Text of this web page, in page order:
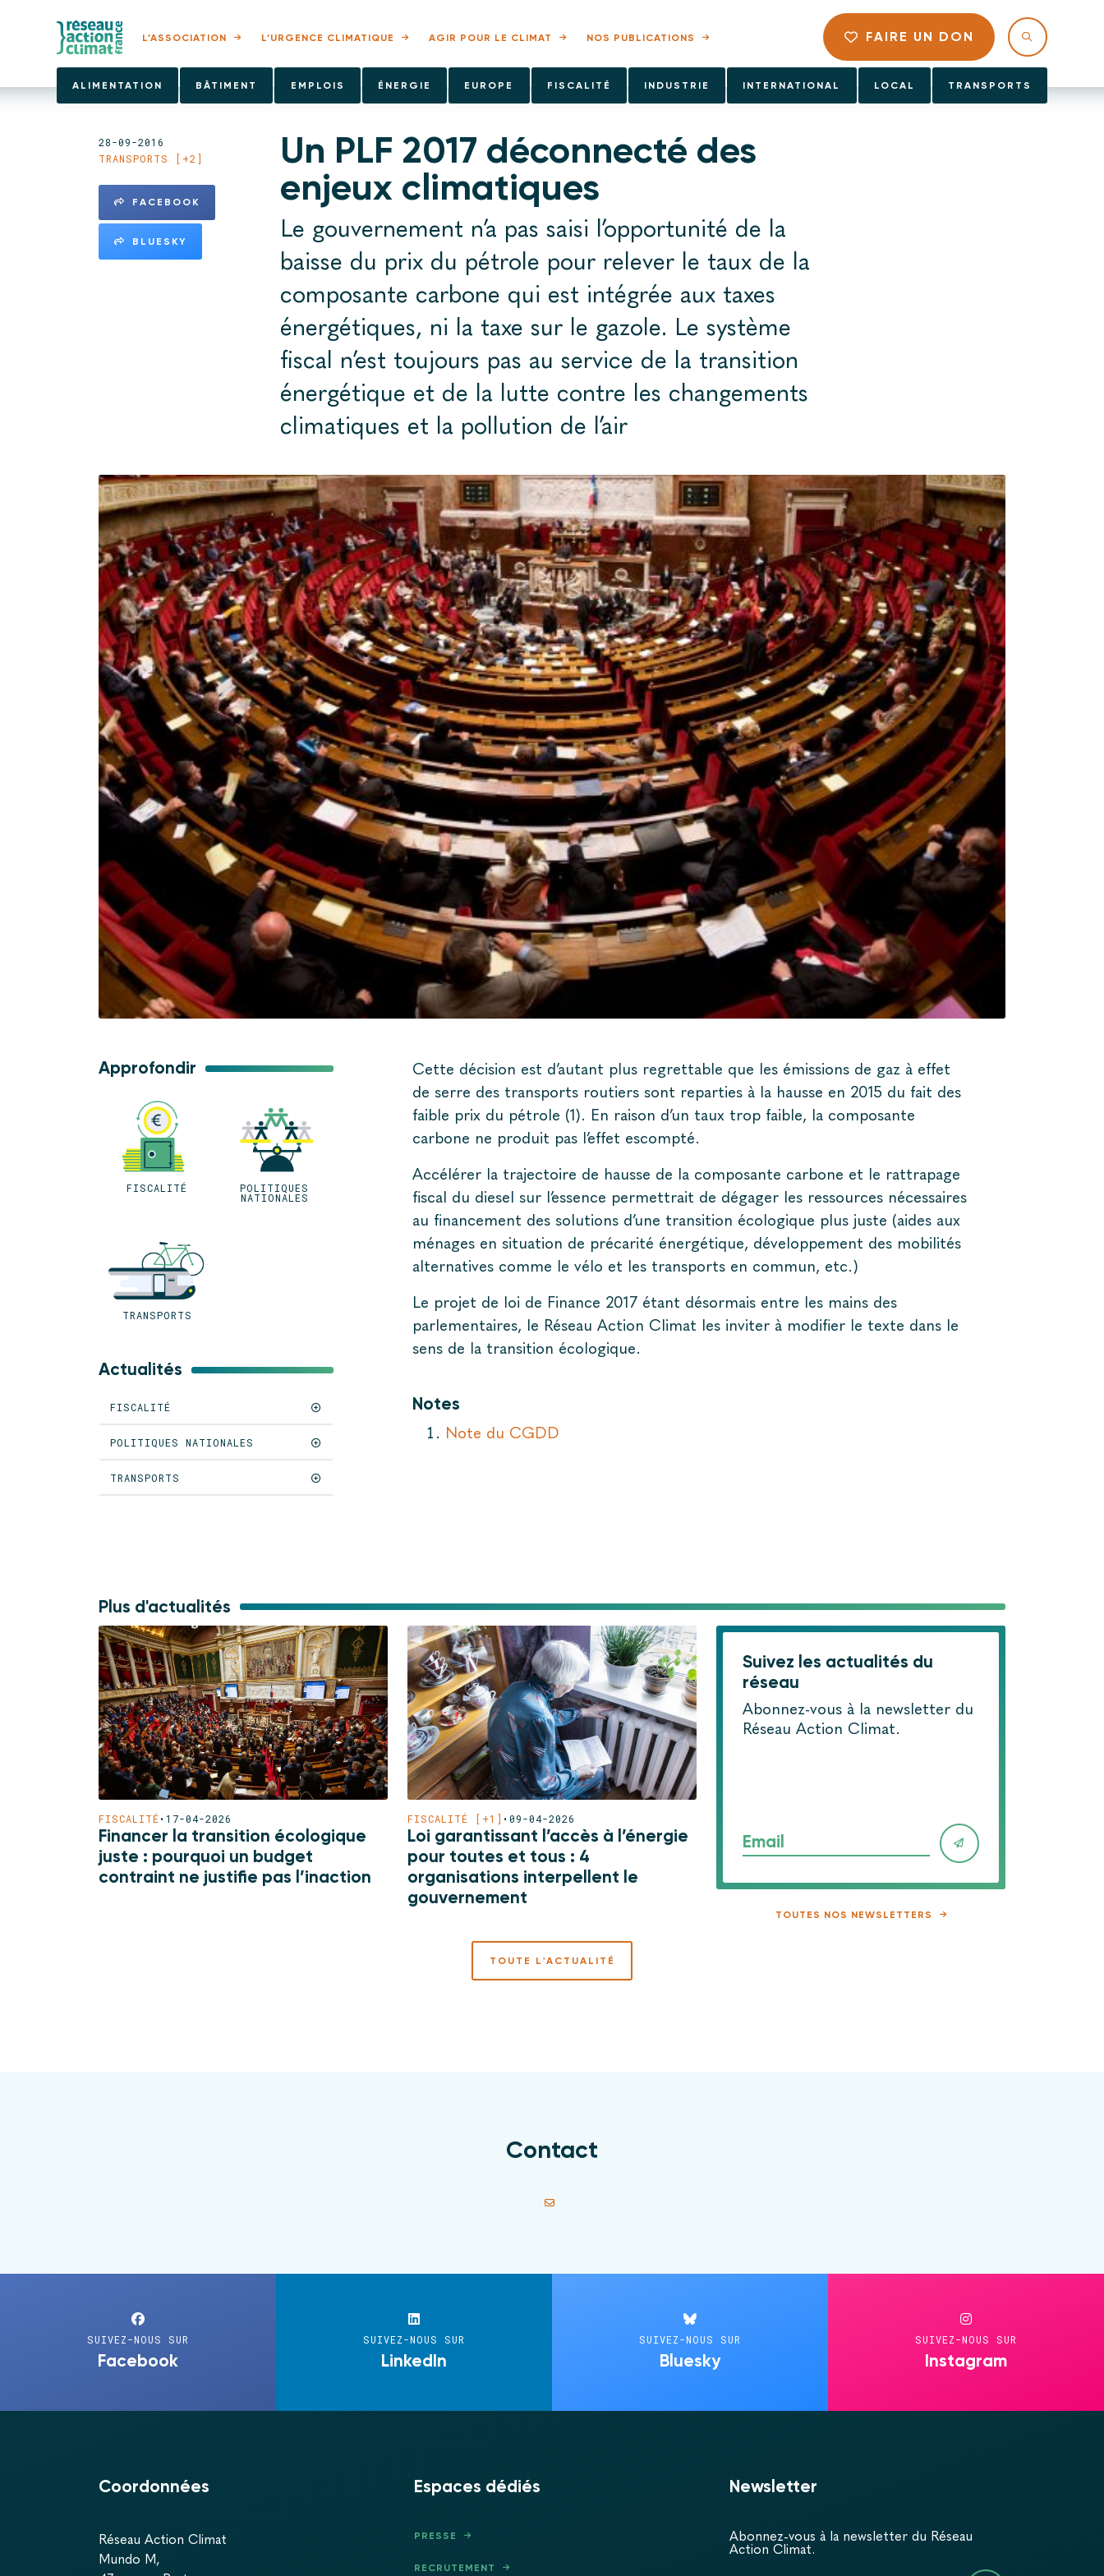
L’ASSOCIATION L’URGENCE CLIMATIQUE AGIR POUR LE CLIMAT NOS PUBLICATIONS FAIRE UN DON
ALIMENTATION BÂTIMENT EMPLOIS ÉNERGIE EUROPE FISCALITÉ INDUSTRIE INTERNATIONAL LOCAL TRANSPORTS
28-09-2016
TRANSPORTS [+2]
FACEBOOK
BLUESKY
Un PLF 2017 déconnecté des
enjeux climatiques
Le gouvernement n’a pas saisi l’opportunité de la
baisse du prix du pétrole pour relever le taux de la
composante carbone qui est intégrée aux taxes
énergétiques, ni la taxe sur le gazole. Le système
fiscal n’est toujours pas au service de la transition
énergétique et de la lutte contre les changements
climatiques et la pollution de l’air
Approfondir
FISCALITÉ POLITIQUES
NATIONALES
TRANSPORTS
Actualités
FISCALITÉ
POLITIQUES NATIONALES
TRANSPORTS
Cette décision est d’autant plus regrettable que les émissions de gaz à effet
de serre des transports routiers sont reparties à la hausse en 2015 du fait des
faible prix du pétrole (1). En raison d’un taux trop faible, la composante
carbone ne produit pas l’effet escompté.
Accélérer la trajectoire de hausse de la composante carbone et le rattrapage
fiscal du diesel sur l’essence permettrait de dégager les ressources nécessaires
au financement des solutions d’une transition écologique plus juste (aides aux
ménages en situation de précarité énergétique, développement des mobilités
alternatives comme le vélo et les transports en commun, etc.)
Le projet de loi de Finance 2017 étant désormais entre les mains des
parlementaires, le Réseau Action Climat les inviter à modifier le texte dans le
sens de la transition écologique.
Notes
Note du CGDD
Plus d'actualités
FISCALITÉ •17-04-2026
Financer la transition écologique
juste : pourquoi un budget
contraint ne justifie pas l’inaction
FISCALITÉ [+1] •09-04-2026
Loi garantissant l’accès à l’énergie
pour toutes et tous : 4
organisations interpellent le
gouvernement
Suivez les actualités du
réseau
Abonnez-vous à la newsletter du
Réseau Action Climat.
Email
TOUTES NOS NEWSLETTERS
TOUTE L'ACTUALITÉ
Contact
SUIVEZ-NOUS SUR
Facebook
SUIVEZ-NOUS SUR
LinkedIn
SUIVEZ-NOUS SUR
Bluesky
SUIVEZ-NOUS SUR
Instagram
Coordonnées
Réseau Action Climat
Mundo M,
Espaces dédiés
PRESSE
RECRUTEMENT
Newsletter
Abonnez-vous à la newsletter du Réseau
Action Climat.